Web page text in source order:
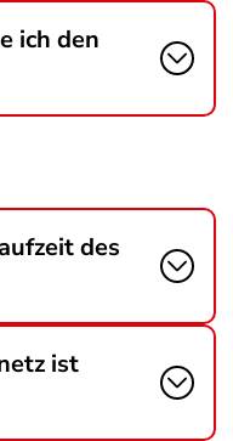
ich den
des
ist